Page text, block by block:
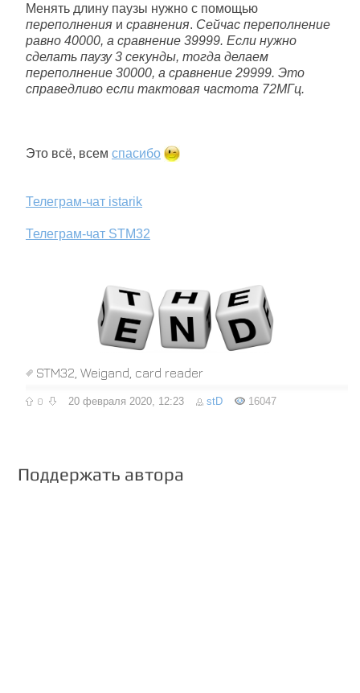
Менять длину паузы нужно с помощью
переполнения и сравнения. Сейчас переполнение
равно 40000, а сравнение 39999. Если нужно
сделать паузу 3 секунды, тогда делаем
переполнение 30000, а сравнение 29999. Это
справедливо если тактовая частота 72МГц.
Это всё, всем спасибо
Телеграм-чат istarik
Телеграм-чат STM32
STM32 Weigand card reader
0 20 февраля 2020, 12:23 stD 16047
Поддержать автора